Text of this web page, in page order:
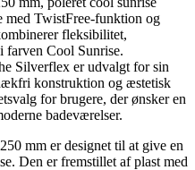
med TwistFree-funktion og
fleksibilitet,
farven Cool Sunrise.
Silverflex er udvalgt for sin
konstruktion og æstetisk
for brugere, der ønsker en
badeværelser.
mm er designet til at give en
Den er fremstillet af plast med